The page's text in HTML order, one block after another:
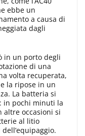
ebbe un
a causa di
dagli
in un porto degli
di una
volta recuperata,
la ripose in un
La batteria si
in pochi minuti la
altre occasioni si
al litio